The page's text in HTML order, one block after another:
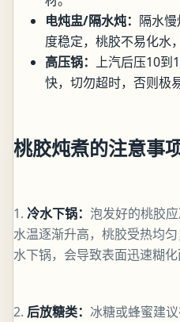
电炖盅/隔水炖： 隔水
度稳定，桃胶不易化水
高压锅： 上汽后压10到
快，切勿超时，否则极
桃胶炖煮的注意事
1. 冷水下锅： 泡发好的桃胶
水温逐渐升高，桃胶受热均
水下锅，会导致表面迅速糊化
2. 后放糖类： 冰糖或蜂蜜建